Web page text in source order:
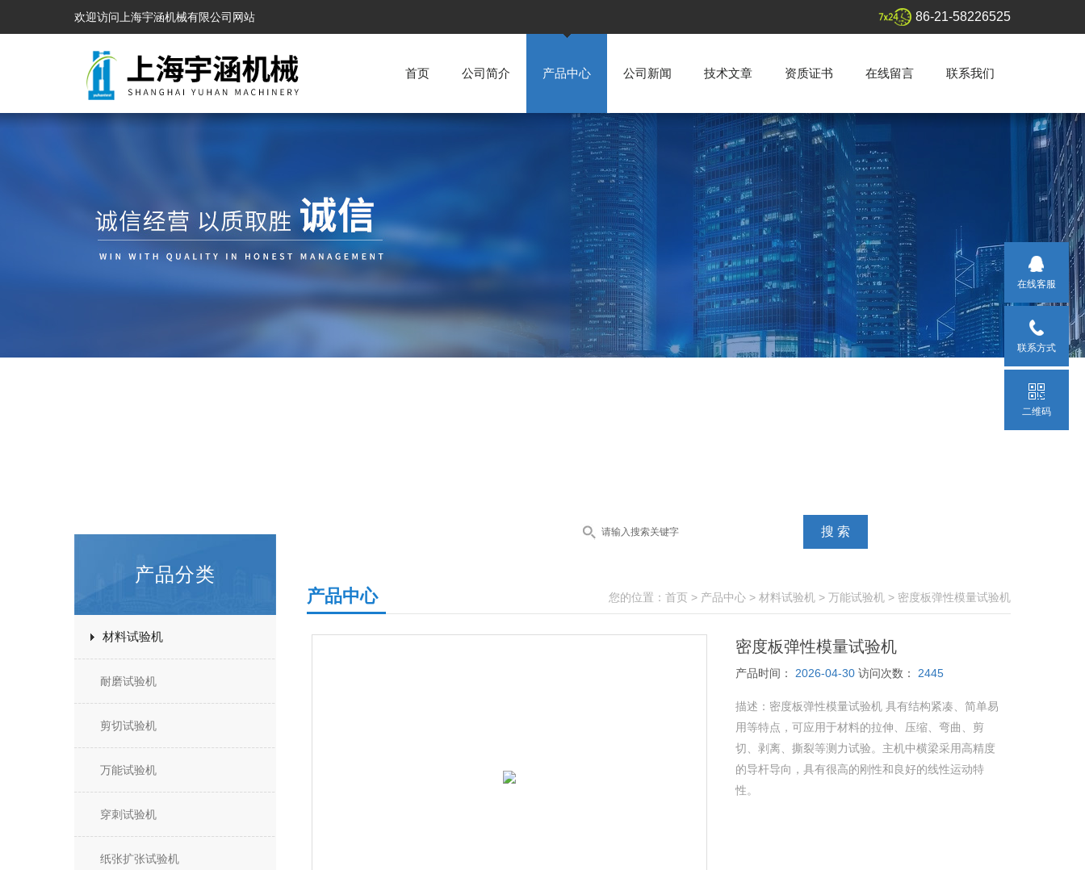
欢迎访问上海宇涵机械有限公司网站 86-21-58226525
首页 公司简介 产品中心 公司新闻 技术文章 资质证书 在线留言 联系我们
产品分类
材料试验机
耐磨试验机
剪切试验机
万能试验机
穿刺试验机
纸张扩张试验机
您的位置： 首页 > 产品中心 > 材料试验机 > 万能试验机 > 密度板弹性模量试验机
产品中心
密度板弹性模量试验机
产品时间： 2026-04-30 访问次数： 2445
描述： 密度板弹性模量试验机 具有结构紧凑、简单易
用等特点，可应用于材料的拉伸、压缩、弯曲、剪
切、剥离、撕裂等测力试验。主机中横梁采用高精度
的导杆导向，具有很高的刚性和良好的线性运动特
性。
在线客服
联系方式
二维码